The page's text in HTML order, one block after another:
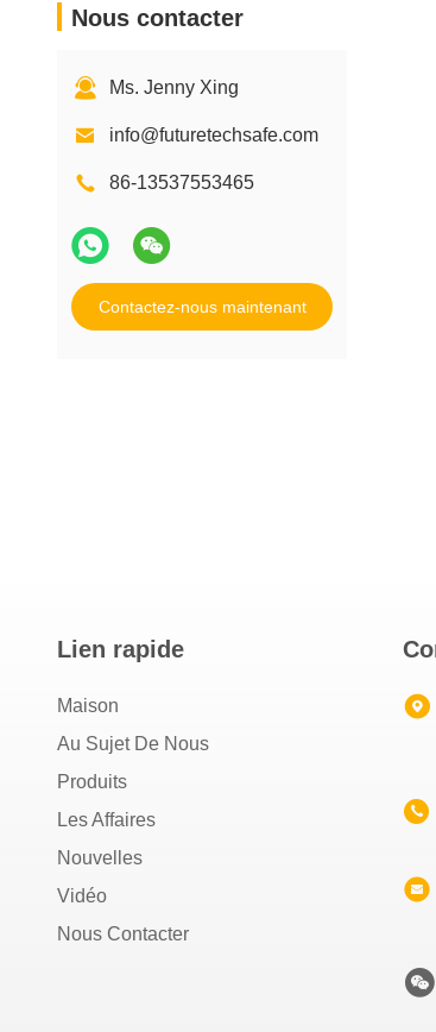
Nous contacter
Ms. Jenny Xing
info@futuretechsafe.com
86-13537553465
Contactez-nous maintenant
Lien rapide
Maison
Au Sujet De Nous
Produits
Les Affaires
Nouvelles
Vidéo
Nous Contacter